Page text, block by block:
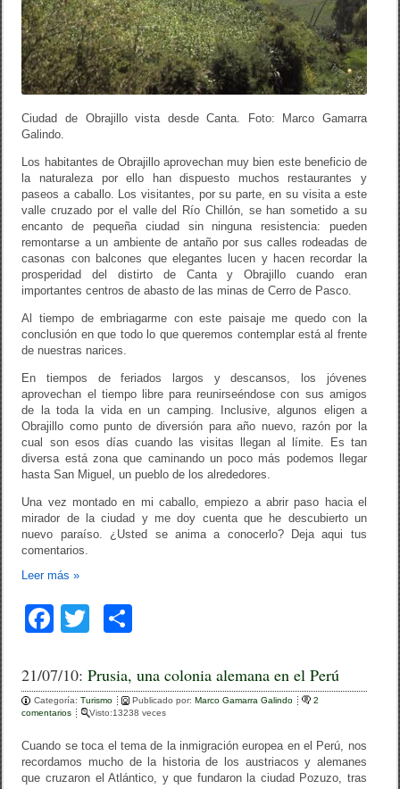
Ciudad de Obrajillo vista desde Canta. Foto: Marco Gamarra
Galindo.
Los habitantes de Obrajillo aprovechan muy bien este beneficio de
la naturaleza por ello han dispuesto muchos restaurantes y
paseos a caballo. Los visitantes, por su parte, en su visita a este
valle cruzado por el valle del Río Chillón, se han sometido a su
encanto de pequeña ciudad sin ninguna resistencia: pueden
remontarse a un ambiente de antaño por sus calles rodeadas de
casonas con balcones que elegantes lucen y hacen recordar la
prosperidad del distirto de Canta y Obrajillo cuando eran
importantes centros de abasto de las minas de Cerro de Pasco.
Al tiempo de embriagarme con este paisaje me quedo con la
conclusión en que todo lo que queremos contemplar está al frente
de nuestras narices.
En tiempos de feriados largos y descansos, los jóvenes
aprovechan el tiempo libre para reunirseéndose con sus amigos
de la toda la vida en un camping. Inclusive, algunos eligen a
Obrajillo como punto de diversión para año nuevo, razón por la
cual son esos días cuando las visitas llegan al límite. Es tan
diversa está zona que caminando un poco más podemos llegar
hasta San Miguel, un pueblo de los alrededores.
Una vez montado en mi caballo, empiezo a abrir paso hacia el
mirador de la ciudad y me doy cuenta que he descubierto un
nuevo paraíso. ¿Usted se anima a conocerlo? Deja aqui tus
comentarios.
Leer más»
F
c
e
b
o
T
tt
er
m
p
ar
tir
21/07/10:Prusia, una colonia alemana en el Perú
Categoría:Turismo Publicado por:Marco Gamarra Galindo
2
comentarios
Visto:13238 veces
Cuando se toca el tema de la inmigración europea en el Perú, nos
recordamos mucho de la historia de los austriacos y alemanes
que cruzaron el Atlántico, y que fundaron la ciudad Pozuzo, tras